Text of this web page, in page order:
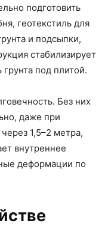
подготовить
геотекстиль для
и подсыпки,
стабилизирует
под плитой.
Без них
даже при
1,5–2 метра,
внутреннее
деформации по